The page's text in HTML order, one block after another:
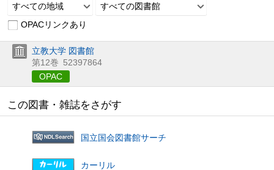
すべての地域
すべての図書館
OPACリンクあり
立教大学 図書館
第12巻 52397864
OPAC
この図書・雑誌をさがす
国立国会図書館サーチ
カーリル